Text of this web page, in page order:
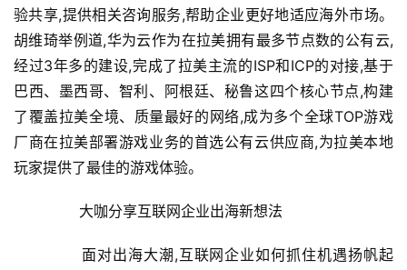
验共享,提供相关咨询服务,帮助企业更好地适应海外市场。
胡维琦举例道,华为云作为在拉美拥有最多节点数的公有云,
经过3年多的建设,完成了拉美主流的ISP和ICP的对接,基于
巴西、墨西哥、智利、阿根廷、秘鲁这四个核心节点,构建
了覆盖拉美全境、质量最好的网络,成为多个全球TOP游戏
厂商在拉美部署游戏业务的首选公有云供应商,为拉美本地
玩家提供了最佳的游戏体验。
	　　大咖分享互联网企业出海新想法